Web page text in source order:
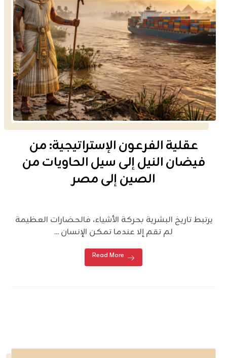
عقلية الفرعون الإستراتيجية: من
فيضان النيل إلى سيل الحاويات من
الصين إلى مصر
يرتبط تاريخ البشرية بحركة الأشياء، فالحضارات العظيمة
لم تقم إلا عندما تمكن الإنسان ...
Read More